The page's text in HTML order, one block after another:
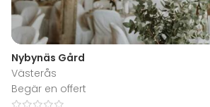
Nybynäs Gård
Västerås
Begär en offert